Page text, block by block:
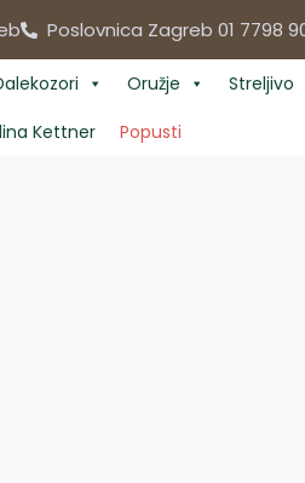
Poslovnica Zagreb 01 7798
Oružje Streljivo
Kettner Popusti